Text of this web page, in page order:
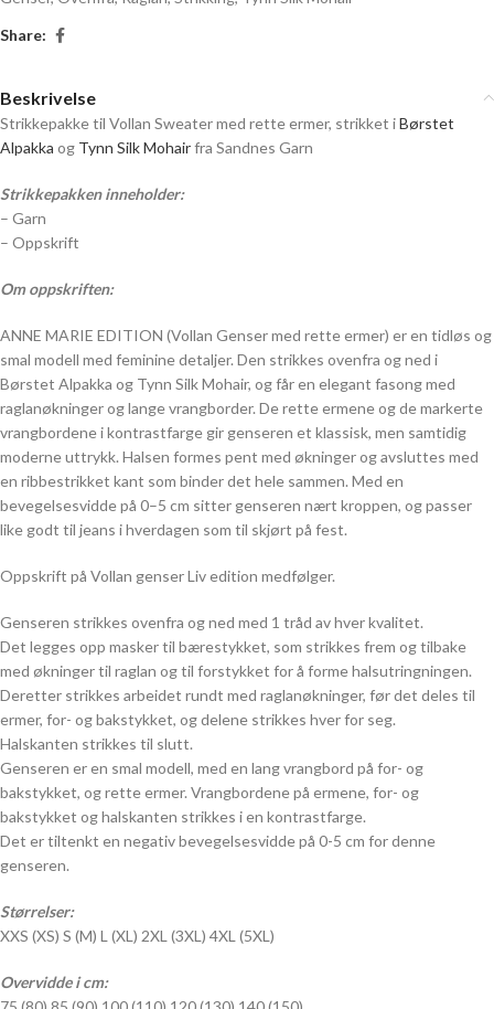
Share:
Beskrivelse
Strikkepakke til Vollan Sweater med rette ermer, strikket iBørstet
Alpakka og Tynn Silk Mohairfra Sandnes Garn
Strikkepakken inneholder:
– Garn
– Oppskrift
Om oppskriften:
ANNE MARIE EDITION (Vollan Genser med rette ermer) er en tidløs og
smal modell med feminine detaljer. Den strikkes ovenfra og ned i
Børstet Alpakka og Tynn Silk Mohair, og får en elegant fasong med
raglanøkninger og lange vrangborder. De rette ermene og de markerte
vrangbordene i kontrastfarge gir genseren et klassisk, men samtidig
moderne uttrykk. Halsen formes pent med økninger og avsluttes med
en ribbestrikket kant som binder det hele sammen. Med en
bevegelsesvidde på 0–5 cm sitter genseren nært kroppen, og passer
like godt til jeans i hverdagen som til skjørt på fest.
Oppskrift på Vollan genser Liv edition medfølger.
Genseren strikkes ovenfra og ned med 1 tråd av hver kvalitet.
Det legges opp masker til bærestykket, som strikkes frem og tilbake
med økninger til raglan og til forstykket for å forme halsutringningen.
Deretter strikkes arbeidet rundt med raglanøkninger, før det deles til
ermer, for- og bakstykket, og delene strikkes hver for seg.
Halskanten strikkes til slutt.
Genseren er en smal modell, med en lang vrangbord på for- og
bakstykket, og rette ermer. Vrangbordene på ermene, for- og
bakstykket og halskanten strikkes i en kontrastfarge.
Det er tiltenkt en negativ bevegelsesvidde på 0-5 cm for denne
genseren.
Størrelser:
XXS (XS) S (M) L (XL) 2XL (3XL) 4XL (5XL)
Overvidde i cm: